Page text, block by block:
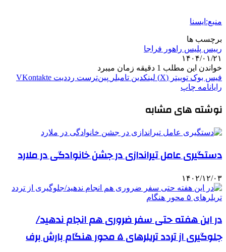
منبع:ایسنا
برچسب ها
رییس پلیس راهور فراجا
۱۴۰۴/۰۱/۲۱
خواندن این مطلب 1 دقیقه زمان میبرد
فیس بوک توییتر (X) لینکدین ‫تامبلر ‫پین‌ترست ‫رددیت ‫VKontakte
رایانامه چاپ
نوشته های مشابه
دستگیری عامل تیراندازی در جشن خانوادگی در ملارد
۱۴۰۲/۱۲/۰۳
در این هفته حتی سفر ضروری هم انجام ندهید/
جلوگیری از تردد تریلرهای ۵ محور هنگام بارش برف